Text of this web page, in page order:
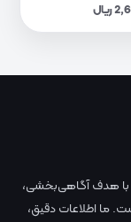
هدف آگاهی‌بخشی،
ما اطلاعات دقیق،